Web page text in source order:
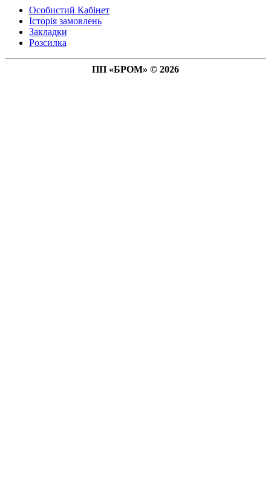
Особистий Кабінет
Історія замовлень
Закладки
Розсилка
ПП «БРОМ» © 2026